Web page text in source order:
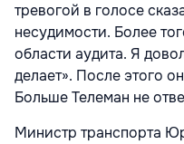
тревогой в голосе
несудимости. Более
области аудита. Я
делает». После этого
Больше Телеман не
Министр транспорта